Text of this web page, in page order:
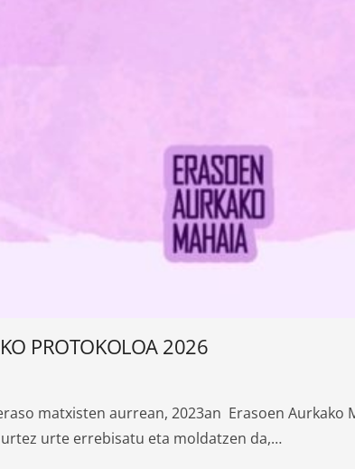
PROTOKOLOA 2026
matxisten aurrean, 2023an Erasoen Aurkako
urte errebisatu eta moldatzen da,…